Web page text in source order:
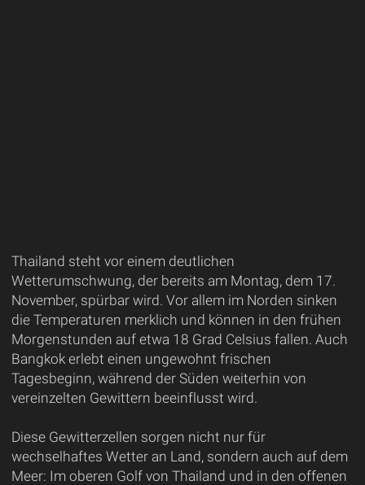
Thailand steht vor einem deutlichen
Wetterumschwung, der bereits am Montag, dem 17.
November, spürbar wird. Vor allem im Norden sinken
die Temperaturen merklich und können in den frühen
Morgenstunden auf etwa 18 Grad Celsius fallen. Auch
Bangkok erlebt einen ungewohnt frischen
Tagesbeginn, während der Süden weiterhin von
vereinzelten Gewittern beeinflusst wird.
Diese Gewitterzellen sorgen nicht nur für
wechselhaftes Wetter an Land, sondern auch auf dem
Meer: Im oberen Golf von Thailand und in den offenen